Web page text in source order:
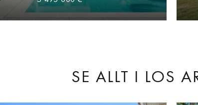
SE ALLT I LOS